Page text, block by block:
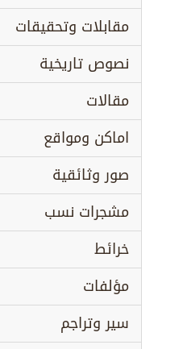
مقابلات وتحقيقات
نصوص تاريخية
مقالات
اماكن ومواقع
صور وثائقية
مشجرات نسب
خرائط
مؤلفات
سير وتراجم